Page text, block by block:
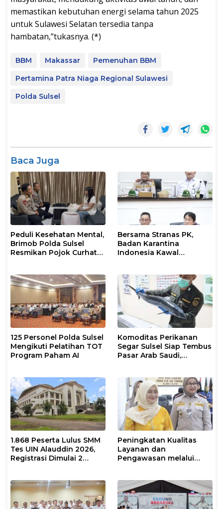
memastikan kebutuhan energi selama tahun 2025
untuk Sulawesi Selatan tersedia tanpa
hambatan,”tukasnya. (*)
BBM Makassar
Pemenuhan BBM
Pertamina Patra Niaga Regional Sulawesi
Polda Sulsel
Baca Juga
Peduli Kesehatan Mental,
Brimob Polda Sulsel
Resmikan Pojok Curhat
Bersama Stranas PK,
Badan Karantina
Indonesia Kawal
125 Personel Polda Sulsel
Mengikuti Pelatihan TOT
Program Paham AI
Komoditas Perikanan
Segar Sulsel Siap Tembus
Pasar Arab Saudi,
1.868 Peserta Lulus SMM
Tes UIN Alauddin 2026,
Registrasi Dimulai 2
Peningkatan Kualitas
Layanan dan
Pengawasan melalui
Hewan